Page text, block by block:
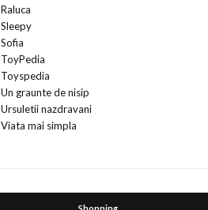
Raluca
Sleepy
Sofia
ToyPedia
Toyspedia
Un graunte de nisip
Ursuletii nazdravani
Viata mai simpla